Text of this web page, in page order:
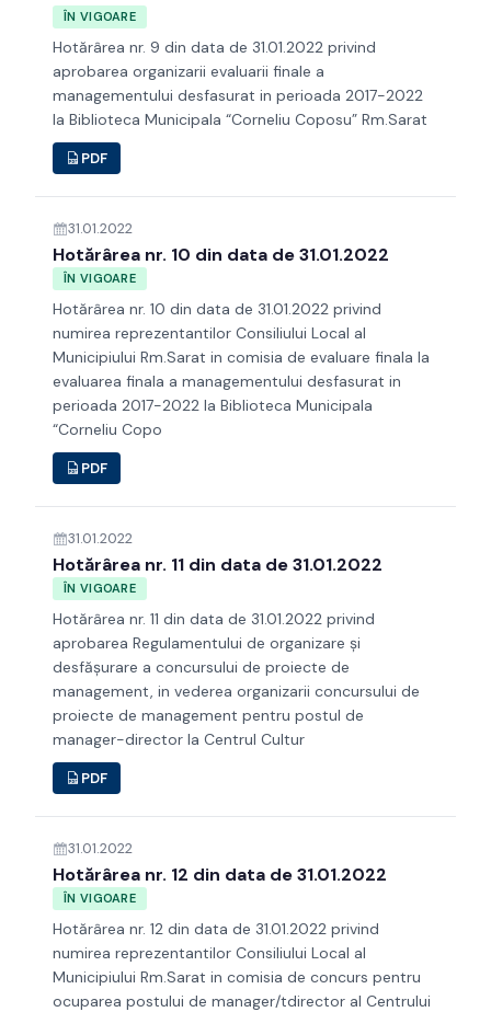
ÎN VIGOARE
Hotărârea nr. 9 din data de 31.01.2022 privind
aprobarea organizarii evaluarii finale a
managementului desfasurat in perioada 2017-2022
la Biblioteca Municipala “Corneliu Coposu” Rm.Sarat
PDF
31.01.2022
Hotărârea nr. 10 din data de 31.01.2022
ÎN VIGOARE
Hotărârea nr. 10 din data de 31.01.2022 privind
numirea reprezentantilor Consiliului Local al
Municipiului Rm.Sarat in comisia de evaluare finala la
evaluarea finala a managementului desfasurat in
perioada 2017-2022 la Biblioteca Municipala
“Corneliu Copo
PDF
31.01.2022
Hotărârea nr. 11 din data de 31.01.2022
ÎN VIGOARE
Hotărârea nr. 11 din data de 31.01.2022 privind
aprobarea Regulamentului de organizare şi
desfăşurare a concursului de proiecte de
management, in vederea organizarii concursului de
proiecte de management pentru postul de
manager-director la Centrul Cultur
PDF
31.01.2022
Hotărârea nr. 12 din data de 31.01.2022
ÎN VIGOARE
Hotărârea nr. 12 din data de 31.01.2022 privind
numirea reprezentantilor Consiliului Local al
Municipiului Rm.Sarat in comisia de concurs pentru
ocuparea postului de manager/tdirector al Centrului